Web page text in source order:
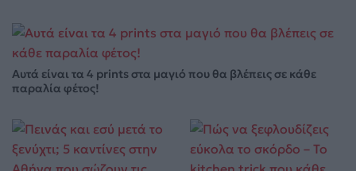
Αυτά είναι τα 4 prints στα μαγιό που θα βλέπεις σε κάθε
παραλία φέτος!